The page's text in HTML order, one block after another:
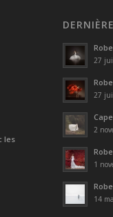
les
27
27
2
1
14